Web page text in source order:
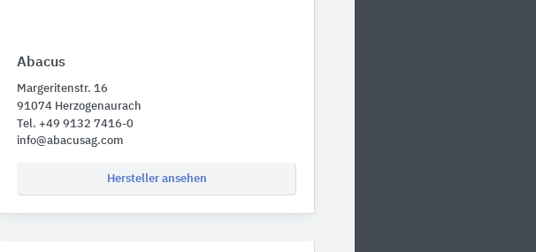
Abacus
Margeritenstr. 16
91074 Herzogenaurach
Tel. +49 9132 7416-0
info@abacusag.com
Hersteller ansehen